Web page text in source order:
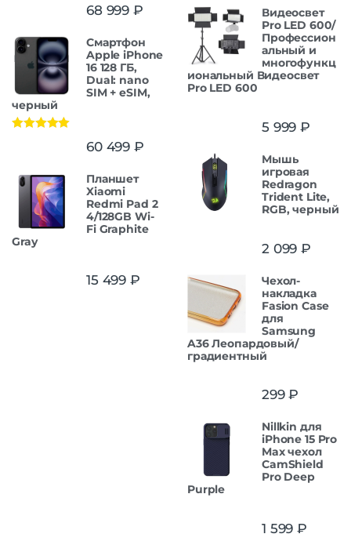
68 999 ₽
Смартфон
Apple iPhone
16 128 ГБ,
Dual: nano
SIM + eSIM,
черный
60 499 ₽
Планшет
Xiaomi
Redmi Pad 2
4/128GB Wi-
Fi Graphite
Gray
15 499 ₽
Видеосвет
Pro LED 600/
Профессион
альный и
многофункц
иональный Видеосвет
Pro LED 600
5 999 ₽
Мышь
игровая
Redragon
Trident Lite,
RGB, черный
2 099 ₽
Чехол-
накладка
Fasion Case
для
Samsung
A36 Леопардовый/
градиентный
299₽
Nillkin для
iPhone 15 Pro
Max чехол
CamShield
Pro Deep
Purple
1 599 ₽